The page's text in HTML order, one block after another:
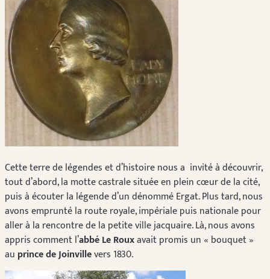
Cette terre de légendes et d’histoire nous a invité à découvrir,
tout d’abord, la motte castrale située en plein cœur de la cité,
puis à écouter la légende d’un dénommé Ergat. Plus tard, nous
avons emprunté la route royale, impériale puis nationale pour
aller à la rencontre de la petite ville jacquaire. Là, nous avons
appris comment l’abbé Le Rouxavait promis un « bouquet »
au prince de Joinvillevers 1830.